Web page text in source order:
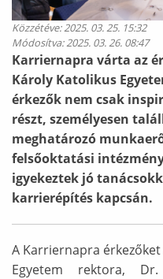
Közzétéve: 2025. 03. 25. 15:32
Módosítva: 2025. 03. 26. 08:47
Karriernapra várta az
Károly Katolikus
érkezők nem csak
részt, személyesen
meghatározó
felsőoktatási
igyekeztek jó
karrierépítés kapcsán.
A Karriernapra
Egyetem rektora,